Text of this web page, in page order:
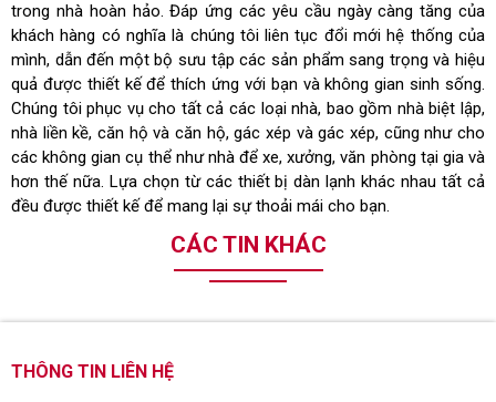
trong nhà hoàn hảo. Đáp ứng các yêu cầu ngày càng tăng của
khách hàng có nghĩa là chúng tôi liên tục đổi mới hệ thống của
mình, dẫn đến một bộ sưu tập các sản phẩm sang trọng và hiệu
quả được thiết kế để thích ứng với bạn và không gian sinh sống.
Chúng tôi phục vụ cho tất cả các loại nhà, bao gồm nhà biệt lập,
nhà liền kề, căn hộ và căn hộ, gác xép và gác xép, cũng như cho
các không gian cụ thể như nhà để xe, xưởng, văn phòng tại gia và
hơn thế nữa. Lựa chọn từ các thiết bị dàn lạnh khác nhau tất cả
đều được thiết kế để mang lại sự thoải mái cho bạn.
CÁC TIN KHÁC
THÔNG TIN LIÊN HỆ